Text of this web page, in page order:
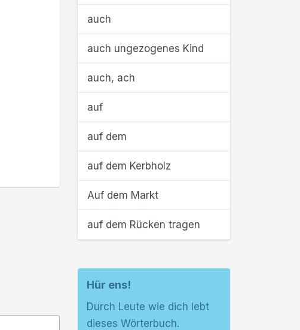
auch
auch ungezogenes Kind
auch, ach
auf
auf dem
auf dem Kerbholz
Auf dem Markt
auf dem Rücken tragen
Hür ens!
Durch Leute wie dich lebt
dieses Wörterbuch.